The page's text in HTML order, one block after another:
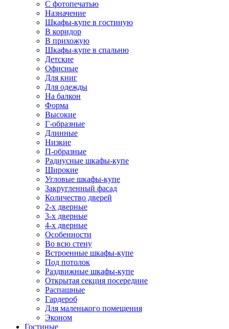
С фотопечатью
Назначение
Шкафы-купе в гостиную
В коридор
В прихожую
Шкафы-купе в спальню
Детские
Офисные
Для книг
Для одежды
На балкон
Форма
Высокие
Г-образные
Длинные
Низкие
П-образные
Радиусные шкафы-купе
Широкие
Угловые шкафы-купе
Закругленный фасад
Количество дверей
2-х дверные
3-х дверные
4-х дверные
Особенности
Во всю стену
Встроенные шкафы-купе
Под потолок
Раздвижные шкафы-купе
Открытая секция посередине
Распашные
Гардероб
Для маленького помещения
Эконом
Гостиные